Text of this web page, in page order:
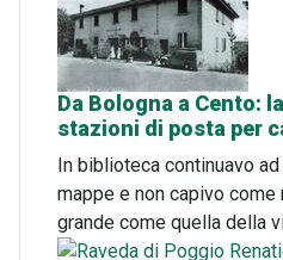
Da Bologna a Cento:
stazioni di posta per
In biblioteca continuavo
mappe e non capivo come
grande come quella della